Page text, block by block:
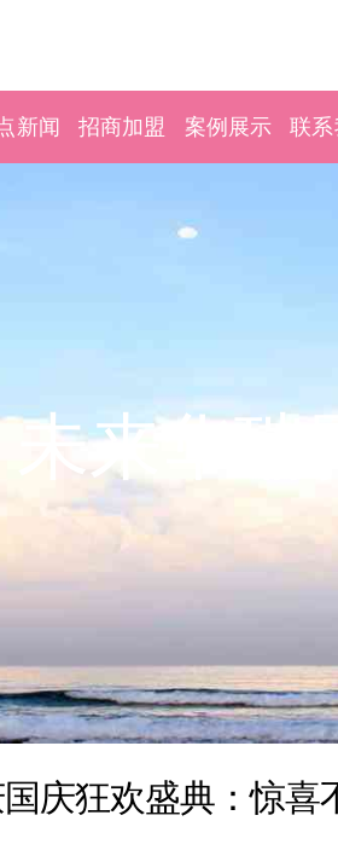
新闻 招商加盟 案例展示 联系
未来华瑞
国庆狂欢盛典：惊喜